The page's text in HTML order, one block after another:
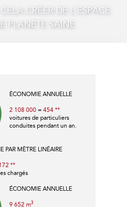
CRÉER DE L'ESPACE
PLANÈTE SAINE
ÉCONOMIE ANNUELLE
2 108 000 = 454 **
voitures de particuliers
conduites pendant un an.
PAR MÈTRE LINÉAIRE
**
chargés
ÉCONOMIE ANNUELLE
9 652 m3